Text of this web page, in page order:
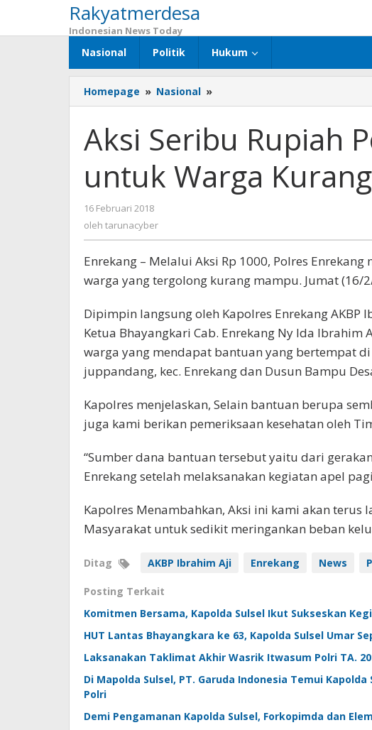
konten
Rakyatmerdesa
Indonesian News Today
Nasional Politik Hukum
Homepage » Nasional »
Seribu
Polres
Enrekang
Warga
Kurang
Aksi Seribu Rupiah
untuk Warga
16 Februari 2018
oleh tarunacyber
Enrekang – Melalui Aksi Rp 1000, Polres
warga yang tergolong kurang mampu. Jumat (16/
Dipimpin langsung oleh Kapolres Enrekang AKBP
Ketua Bhayangkari Cab. Enrekang Ny Ida
warga yang mendapat bantuan yang bertempat
juppandang, kec. Enrekang dan Dusun Bampu
Kapolres menjelaskan, Selain bantuan berupa
juga kami berikan pemeriksaan kesehatan oleh
“Sumber dana bantuan tersebut yaitu dari
Enrekang setelah melaksanakan kegiatan apel
Kapolres Menambahkan, Aksi ini kami akan terus
Masyarakat untuk sedikit meringankan beban
Ditag AKBP Ibrahim Aji Enrekang News
Posting Terkait
Komitmen Bersama, Kapolda Sulsel Ikut Sukseskan
HUT Lantas Bhayangkara ke 63, Kapolda Sulsel Umar
Laksanakan Taklimat Akhir Wasrik Itwasum Polri TA.
Di Mapolda Sulsel, PT. Garuda Indonesia Temui
Polri
Demi Pengamanan Kapolda Sulsel, Forkopimda dan